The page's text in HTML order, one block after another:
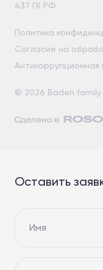
437 ГК РФ
Политика
Согласие на
Антикоррупционная
© 2026 Baden family
Оставить
Имя